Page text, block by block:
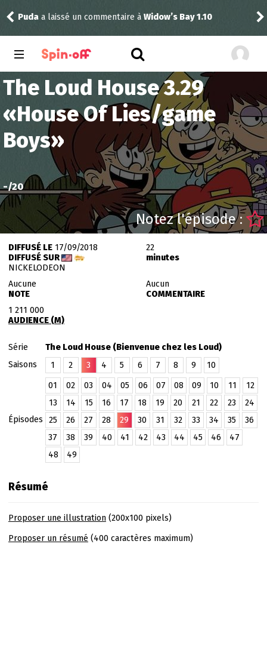
Puda a laissé un commentaire à Widow’s Bay 1.10
The Loud House 3.29
«House Of Lies/game
Boys»
-/20
Notez l'épisode :
DIFFUSÉ LE17/09/2018
DIFFUSÉ SUR
NICKELODEON
22
minutes
Aucune
NOTE
Aucun
COMMENTAIRE
1 211 000
AUDIENCE (M)
Série
The Loud House (Bienvenue chez les Loud)
Saisons
1 2 3 4 5 6 7 8 9 10
Épisodes
01 02 03 04 05 06 07 08 09 10 11
12
13
14 15 16 17 18 19 20 21 22 23
24
25
26 27 28 29 30 31 32 33 34 35
36
37
38 39 40 41 42 43 44 45 46
47
48
49
Résumé
Proposer une illustration(200x100 pixels)
Proposer un résumé (400 caractères maximum)